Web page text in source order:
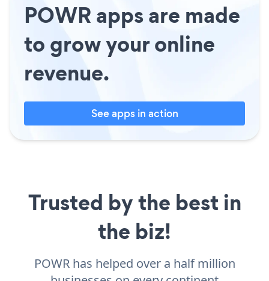
POWR apps are made
to grow your online
revenue.
See apps in action
Trusted by the best in
the biz!
POWR has helped over a half million